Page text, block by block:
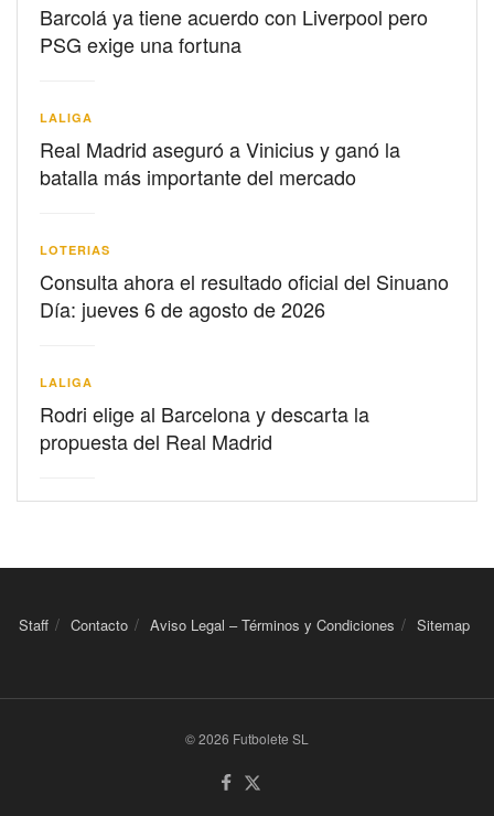
Barcolá ya tiene acuerdo con Liverpool pero
PSG exige una fortuna
LALIGA
Real Madrid aseguró a Vinicius y ganó la
batalla más importante del mercado
LOTERIAS
Consulta ahora el resultado oficial del Sinuano
Día: jueves 6 de agosto de 2026
LALIGA
Rodri elige al Barcelona y descarta la
propuesta del Real Madrid
Staff Contacto Aviso Legal – Términos y Condiciones Sitemap
© 2026 Futbolete SL